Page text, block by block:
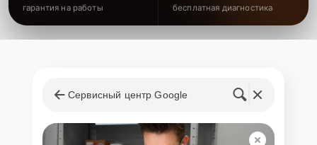
гарантия на работы бесплатная диагностика
Сервисный центр Google